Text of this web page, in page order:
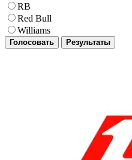
RB
Red Bull
Williams
Голосовать Результаты